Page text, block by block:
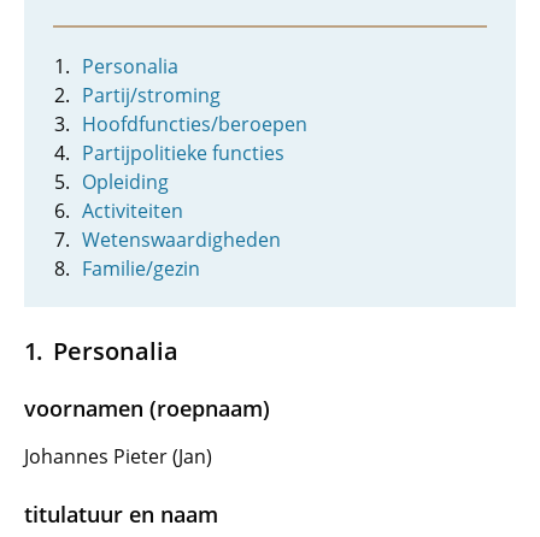
Personalia
Partij/stroming
Hoofdfuncties/beroepen
Partijpolitieke functies
Opleiding
Activiteiten
Wetenswaardigheden
Familie/gezin
Personalia
voornamen (roepnaam)
Johannes Pieter (Jan)
titulatuur en naam